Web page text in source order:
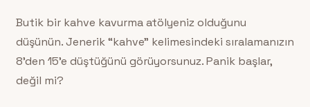
Butik bir kahve kavurma atölyeniz olduğunu
düşünün. Jenerik “kahve” kelimesindeki sıralamanızın
8’den 15’e düştüğünü görüyorsunuz. Panik başlar,
değil mi?